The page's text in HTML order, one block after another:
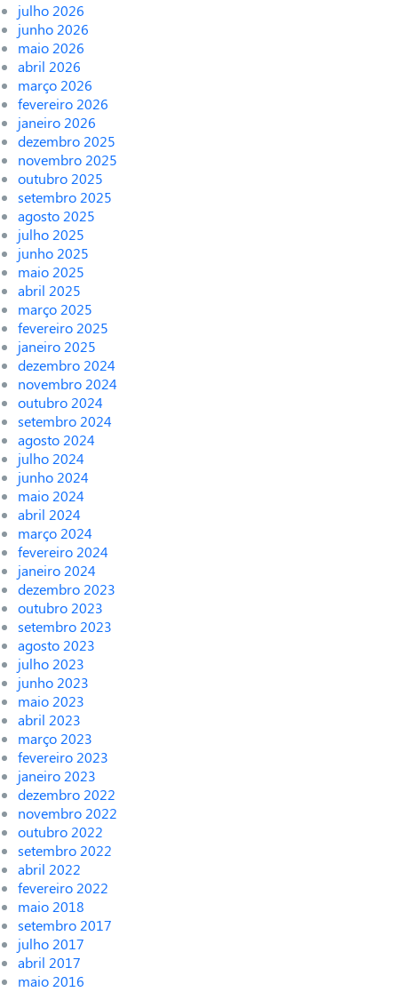
julho 2026
junho 2026
maio 2026
abril 2026
março 2026
fevereiro 2026
janeiro 2026
dezembro 2025
novembro 2025
outubro 2025
setembro 2025
agosto 2025
julho 2025
junho 2025
maio 2025
abril 2025
março 2025
fevereiro 2025
janeiro 2025
dezembro 2024
novembro 2024
outubro 2024
setembro 2024
agosto 2024
julho 2024
junho 2024
maio 2024
abril 2024
março 2024
fevereiro 2024
janeiro 2024
dezembro 2023
outubro 2023
setembro 2023
agosto 2023
julho 2023
junho 2023
maio 2023
abril 2023
março 2023
fevereiro 2023
janeiro 2023
dezembro 2022
novembro 2022
outubro 2022
setembro 2022
abril 2022
fevereiro 2022
maio 2018
setembro 2017
julho 2017
abril 2017
maio 2016